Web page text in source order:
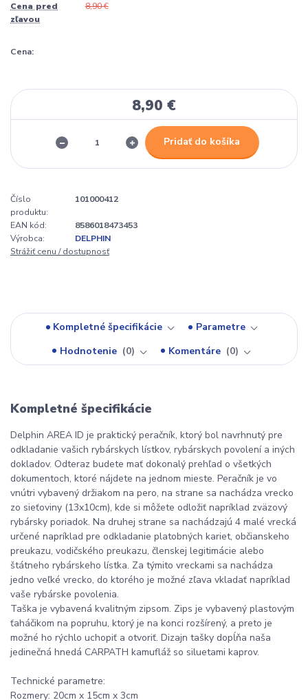
Cena pred
zľavou
8,90 €
Cena:
8,90 €
Pridať do košíka
Číslo
produktu:
101000412
EAN kód:
8586018473453
Výrobca:
DELPHIN
Strážiť cenu / dostupnosť
Kompletné špecifikácie
Parametre
Hodnotenie
0 Komentáre 0
Kompletné špecifikácie
Delphin AREA ID je praktický peračník, ktorý bol navrhnutý pre
odkladanie vašich rybárskych lístkov, rybárskych povolení a iných
dokladov. Odteraz budete mať dokonalý prehľad o všetkých
dokumentoch, ktoré nájdete na jednom mieste. Peračník je vo
vnútri vybavený držiakom na pero, na strane sa nachádza vrecko
zo sieťoviny (13x10cm), kde si môžete odložiť napríklad zväzový
rybársky poriadok. Na druhej strane sa nachádzajú 4 malé vrecká
určené napríklad pre odkladanie platobných kariet, občianskeho
preukazu, vodičského preukazu, členskej legitimácie alebo
štátneho rybárskeho lístka. Za týmito vreckami sa nachádza
jedno veľké vrecko, do ktorého je možné zľava vkladať napríklad
vaše rybárske povolenia.
Taška je vybavená kvalitným zipsom. Zips je vybavený plastovým
ťaháčikom na popruhu, ktorý je na konci rozšírený, a preto je
možné ho rýchlo uchopiť a otvoriť. Dizajn tašky dopĺňa naša
jedinečná hnedá CARPATH kamufláž so siluetami kaprov.
Technické parametre:
Rozmery: 20cm x 15cm x 3cm